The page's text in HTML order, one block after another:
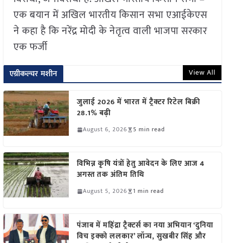
एक बयान में अखिल भारतीय किसान सभा एआईकेएस
ने कहा है कि नरेंद्र मोदी के नेतृत्व वाली भाजपा सरकार
एक फर्जी
एग्रीकल्चर मशीन View All
जुलाई 2026 में भारत में ट्रैक्टर रिटेल बिक्री
28.1% बढ़ी
August 6, 2026 5 min read
विभिन्न कृषि यंत्रों हेतु आवेदन के लिए आज 4
अगस्त तक अंतिम तिथि
August 5, 2026 1 min read
पंजाब में महिंद्रा ट्रैक्टर्स का नया अभियान ‘दुनिया
विच इक्को ललकार’ लॉन्च, सुखबीर सिंह और